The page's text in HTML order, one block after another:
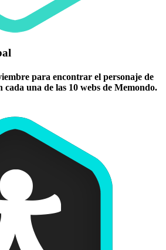
para encontrar el personaje de
cada una de las 10 webs de Memondo.